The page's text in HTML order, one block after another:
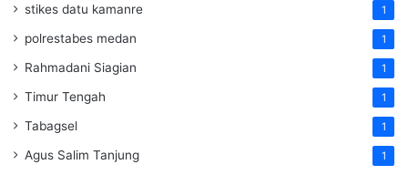
stikes datu kamanre 1
polrestabes medan 1
Rahmadani Siagian 1
Timur Tengah 1
Tabagsel 1
Agus Salim Tanjung 1